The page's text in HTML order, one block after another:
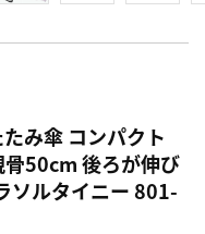
み傘 コンパクト
骨50cm 後ろが伸び
ソルタイニー 801-